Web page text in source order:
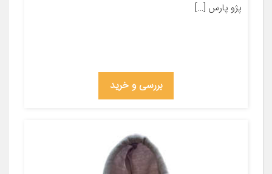
پژو پارس […]
بررسی و خرید